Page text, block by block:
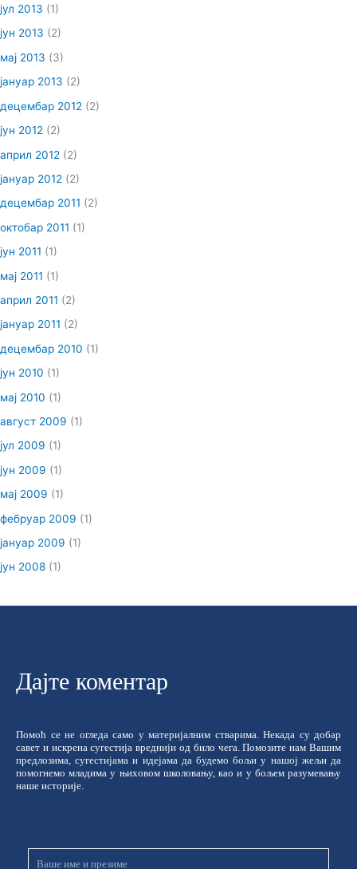
јул 2013 (1)
јун 2013 (2)
мај 2013 (3)
јануар 2013 (2)
децембар 2012 (2)
јун 2012 (2)
април 2012 (2)
јануар 2012 (2)
децембар 2011 (2)
октобар 2011 (1)
јун 2011 (1)
мај 2011 (1)
април 2011 (2)
јануар 2011 (2)
децембар 2010 (1)
јун 2010 (1)
мај 2010 (1)
август 2009 (1)
јул 2009 (1)
јун 2009 (1)
мај 2009 (1)
фебруар 2009 (1)
јануар 2009 (1)
јун 2008 (1)
Дајте коментар
Помоћ се не огледа само у материјалним стварима. Некада су добар
савет и искрена сугестија вреднији од било чега. Помозите нам Вашим
предлозима, сугестијама и идејама да будемо бољи у нашој жељи да
помогнемо младима у њиховом школовању, као и у бољем разумевању
наше историје.